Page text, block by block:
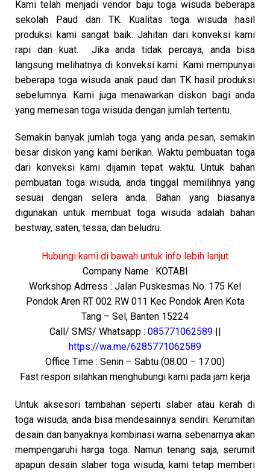
Kami telah menjadi vendor baju toga wisuda beberapa
sekolah Paud dan TK. Kualitas toga wisuda hasil
produksi kami sangat baik. Jahitan dari konveksi kami
rapi dan kuat. Jika anda tidak percaya, anda bisa
langsung melihatnya di konveksi kami. Kami mempunyai
beberapa toga wisuda anak paud dan TK hasil produksi
sebelumnya. Kami juga menawarkan diskon bagi anda
yang memesan toga wisuda dengan jumlah tertentu.
Semakin banyak jumlah toga yang anda pesan, semakin
besar diskon yang kami berikan. Waktu pembuatan toga
dari konveksi kami dijamin tepat waktu. Untuk bahan
pembuatan toga wisuda, anda tinggal memilihnya yang
sesuai dengan selera anda. Bahan yang biasanya
digunakan untuk membuat toga wisuda adalah bahan
bestway, saten, tessa, dan beludru.
Hubungi kami di bawah untuk info lebih lanjut
Company Name : KOTABI
Workshop Adrress : Jalan Puskesmas No. 175 Kel
Pondok Aren RT 002 RW 011 Kec Pondok Aren Kota
Tang – Sel, Banten 15224
Call/ SMS/ Whatsapp : 085771062589||
https://wa.me/6285771062589
Office Time : Senin – Sabtu (08.00 – 17.00)
Fast respon silahkan menghubungi kami pada jam kerja
Untuk aksesori tambahan seperti slaber atau kerah di
toga wisuda, anda bisa mendesainnya sendiri. Kerumitan
desain dan banyaknya kombinasi warna sebenarnya akan
mempengaruhi harga toga. Namun tenang saja, serumit
apapun desain slaber toga wisuda, kami tetap memberi